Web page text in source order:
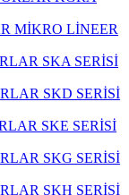
MİKRO LİNEER
SKA SERİSİ
SKD SERİSİ
SKE SERİSİ
SKG SERİSİ
SKH SERİSİ